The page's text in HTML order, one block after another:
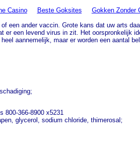
Casino Beste Goksites Gokken Zonder
een ander vaccin. Grote kans dat uw arts
een levend virus in zit. Het
aannemelijk, maar er worden een aantal
800-366-8900 x5231
glycerol, sodium chloride, thimerosal;